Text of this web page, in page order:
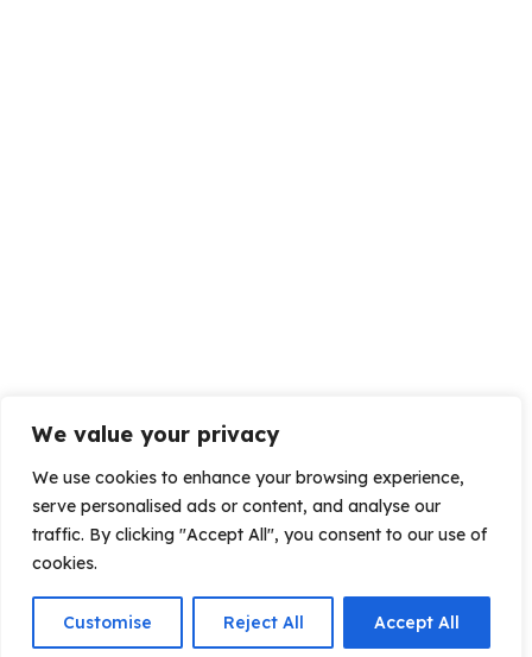
We value your privacy
We use cookies to enhance your browsing experience,
serve personalised ads or content, and analyse our
traffic. By clicking "Accept All", you consent to our use of
cookies.
Customise Reject All Accept All